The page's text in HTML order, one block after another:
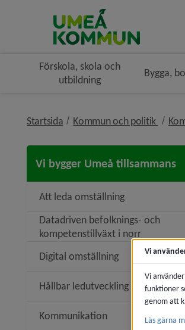
Förskola, skola och
utbildning
Bygga,
Startsida Kommun och politik nivå i
Vi bygger Umeå tillsammans
Att leda omställning
Datadriven befolknings- och
kompetenstillväxt i norr
Digital omställning
Hållbar ledutveckling
Kommunikation
Vi
Vi
funktioner
genom att
Läs gärna